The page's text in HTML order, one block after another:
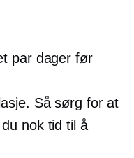
par dager før
Så sørg for at
nok tid til å